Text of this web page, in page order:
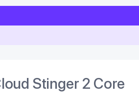
Stinger 2 Core